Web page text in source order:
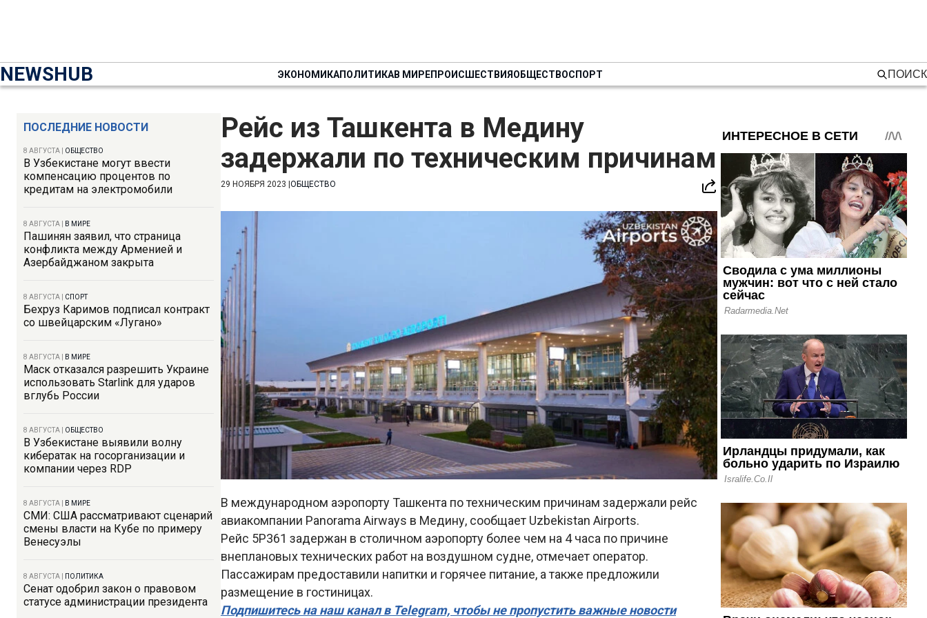
NEWSHUB ЭКОНОМИКАПОЛИТИКАВ МИРЕПРОИСШЕСТВИЯОБЩЕСТВОСПОРТ ПОИСК
ПОСЛЕДНИЕ НОВОСТИ
8 АВГУСТА ОБЩЕСТВО
В Узбекистане могут ввести
компенсацию процентов по
кредитам на электромобили
8 АВГУСТА В МИРЕ
Пашинян заявил, что страница
конфликта между Арменией и
Азербайджаном закрыта
8 АВГУСТА СПОРТ
Бехруз Каримов подписал контракт
со швейцарским «Лугано»
8 АВГУСТА В МИРЕ
Маск отказался разрешить Украине
использовать Starlink для ударов
вглубь России
8 АВГУСТА ОБЩЕСТВО
В Узбекистане выявили волну
кибератак на госорганизации и
компании через RDP
8 АВГУСТА В МИРЕ
СМИ: США рассматривают сценарий
смены власти на Кубе по примеру
Венесуэлы
8 АВГУСТА ПОЛИТИКА
Сенат одобрил закон о правовом
статусе администрации президента
Рейс из Ташкента в Медину
задержали по техническим причинам
29 НОЯБРЯ 2023 ОБЩЕСТВО
В международном аэропорту Ташкента по техническим причинам задержали рейс
авиакомпании Panorama Airways в Медину, сообщает Uzbekistan Airports.
Рейс 5P361 задержан в столичном аэропорту более чем на 4 часа по причине
внеплановых технических работ на воздушном судне, отмечает оператор.
Пассажирам предоставили напитки и горячее питание, а также предложили
размещение в гостиницах.
Подпишитесь на наш канал в Telegram, чтобы не пропустить важные новости